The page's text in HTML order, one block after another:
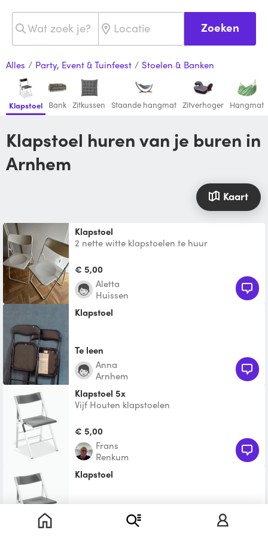
Zoeken
Alles / Party, Event & Tuinfeest / Stoelen & Banken
Klapstoel Bank Zitkussen Staande hangmat Zitverhoger Hangmat
Klapstoel huren van je buren in
Arnhem
Kaart
Klapstoel
2 nette witte klapstoelen te huur
€ 5,00
Aletta
Huissen
Klapstoel
Te leen
Anna
Arnhem
Klapstoel 5x
Vijf Houten klapstoelen
€ 5,00
Frans
Renkum
klapstoel